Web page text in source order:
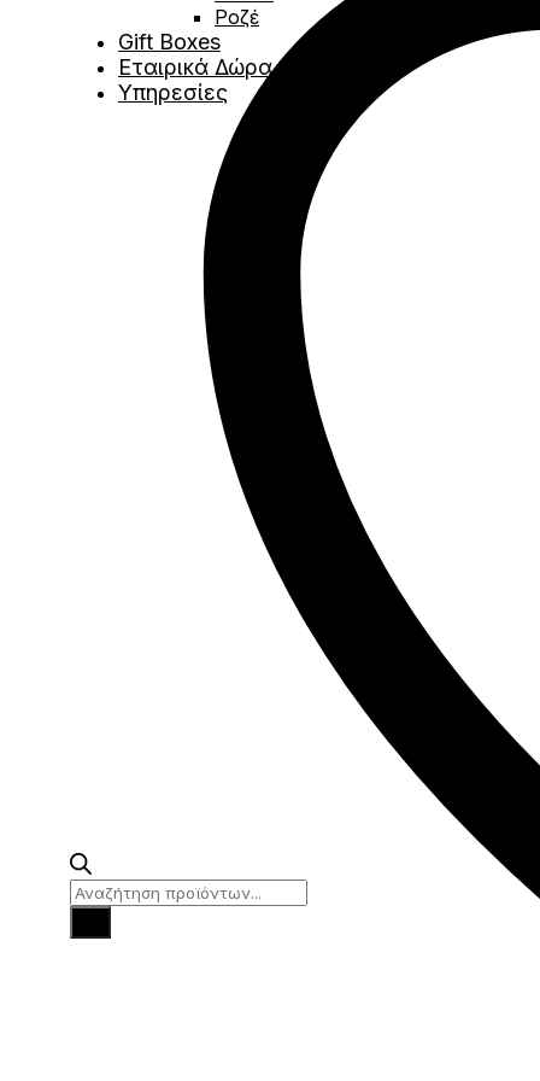
Ροζέ
Gift Boxes
Εταιρικά Δώρα
Υπηρεσίες
Products
search